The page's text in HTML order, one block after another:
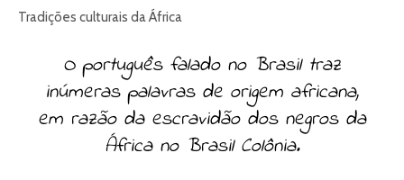
Tradições culturais da África
O português falado no Brasil traz
inúmeras palavras de origem africana,
em razão da escravidão dos negros da
África no Brasil Colônia.